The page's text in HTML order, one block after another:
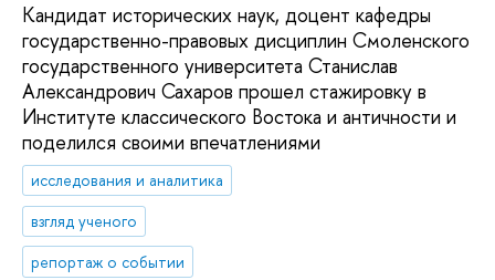
Кандидат исторических наук, доцент кафедры
государственно-правовых дисциплин Смоленского
государственного университета Станислав
Александрович Сахаров прошел стажировку в
Институте классического Востока и античности и
поделился своими впечатлениями
исследования и аналитика
взгляд ученого
репортаж о событии